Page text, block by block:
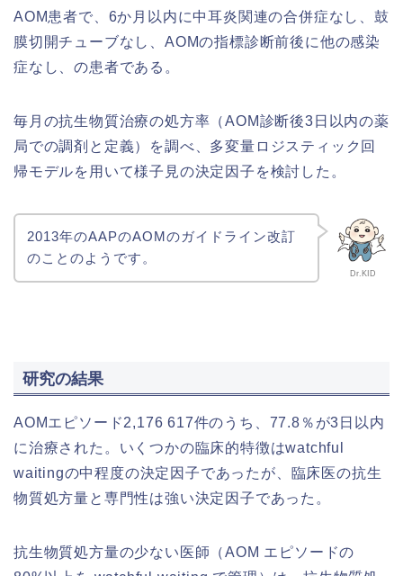
AOM患者で、6か月以内に中耳炎関連の合併症なし、鼓
膜切開チューブなし、AOMの指標診断前後に他の感染
症なし、の患者である。
毎月の抗生物質治療の処方率（AOM診断後3日以内の薬
局での調剤と定義）を調べ、多変量ロジスティック回
帰モデルを用いて様子見の決定因子を検討した。
Dr.KID
2013年のAAPのAOMのガイドライン改訂
のことのようです。
研究の結果
AOMエピソード2,176 617件のうち、77.8％が3日以内
に治療された。いくつかの臨床的特徴はwatchful
waitingの中程度の決定因子であったが、臨床医の抗生
物質処方量と専門性は強い決定因子であった。
抗生物質処方量の少ない医師（AOM エピソードの